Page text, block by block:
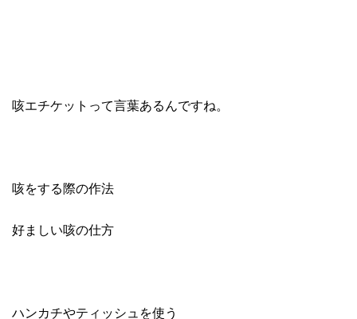
咳エチケットって言葉あるんですね。
咳をする際の作法
好ましい咳の仕方
ハンカチやティッシュを使う